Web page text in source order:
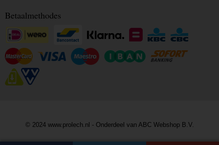
Betaalmethodes